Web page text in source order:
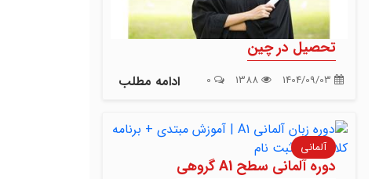
تحصیل در چین
ادامه مطلب
آلمانی
دوره آلمانی سطح A1 گروهی